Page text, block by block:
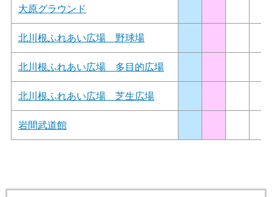
大原グラウンド
北川根ふれあい広場 野球場
北川根ふれあい広場 多目的広場
北川根ふれあい広場 芝生広場
岩間武道館